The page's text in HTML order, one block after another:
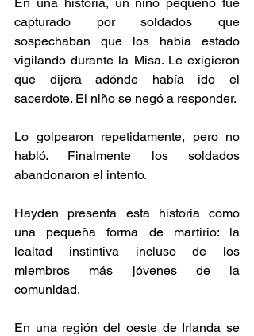
capturado por soldados que
sospechaban que los había estado
vigilando durante la Misa. Le exigieron
que dijera adónde había ido el
sacerdote. El niño se negó a responder.
Lo golpearon repetidamente, pero no
habló. Finalmente los soldados
abandonaron el intento.
Hayden presenta esta historia como
una pequeña forma de martirio: la
lealtad instintiva incluso de los
miembros más jóvenes de la
comunidad.
En una región del oeste de Irlanda se